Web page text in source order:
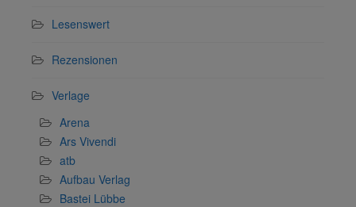
Lesenswert
Rezensionen
Verlage
Arena
Ars Vivendi
atb
Aufbau Verlag
Bastei Lübbe